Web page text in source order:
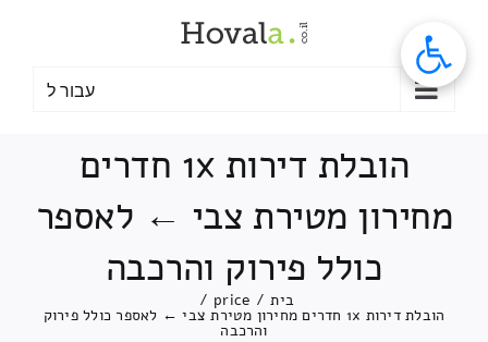
עבור ל
הובלת דירות 1x חדרים
מחירון מטירת צבי ← לאספר
כולל פירוק והרכבה
בית /
price
/
הובלת דירות 1x חדרים מחירון מטירת צבי ← לאספר כולל פירוק
והרכבה